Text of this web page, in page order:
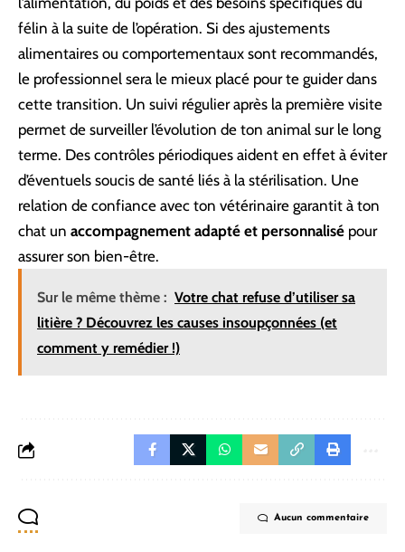
félin à la suite de l’opération. Si des ajustements
alimentaires ou comportementaux sont recommandés,
le professionnel sera le mieux placé pour te guider dans
cette transition. Un suivi régulier après la première visite
permet de surveiller l’évolution de ton animal sur le long
terme. Des contrôles périodiques aident en effet à éviter
d’éventuels soucis de santé liés à la stérilisation. Une
relation de confiance avec ton vétérinaire garantit à ton
chat un accompagnement adapté et personnalisé pour
assurer son bien-être.
Sur le même thème : Votre chat refuse d’utiliser sa
litière ? Découvrez les causes insoupçonnées (et
comment y remédier !)
Aucun commentaire